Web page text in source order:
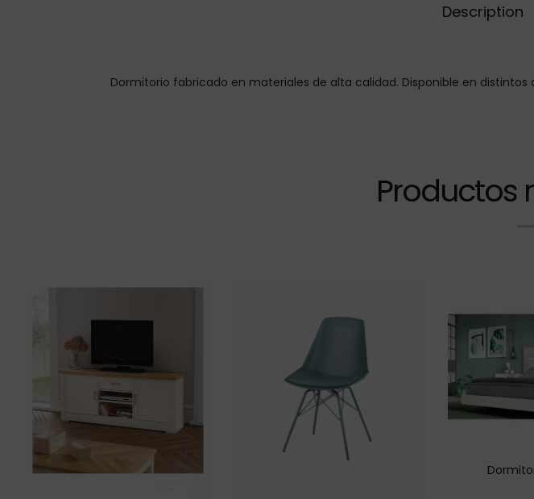
Description
Dormitorio fabricado en materiales de alta calidad. Disponible en distintos
Productos